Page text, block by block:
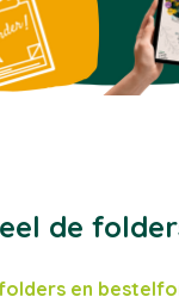
de
en